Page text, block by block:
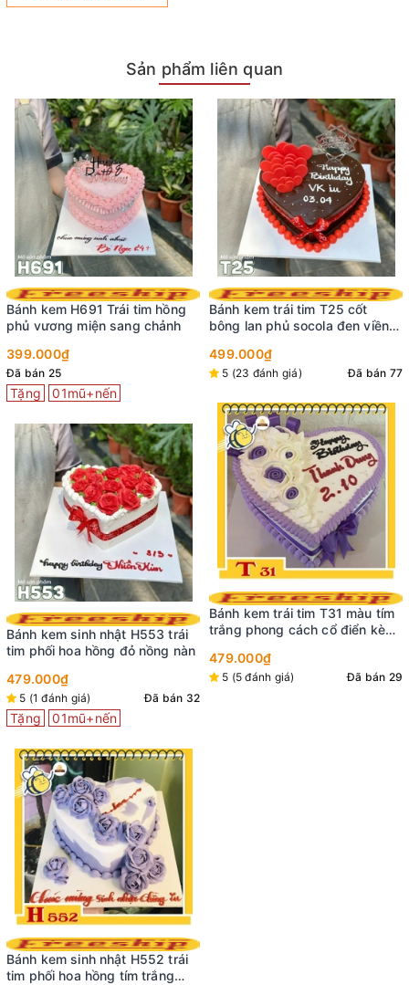
Sản phẩm liên quan
Bánh kem H691 Trái tim hồng
phủ vương miện sang chảnh
399.000₫
Đã bán 25
Tặng 01mũ+nến
Bánh kem sinh nhật H553 trái
tim phối hoa hồng đỏ nồng nàn
479.000₫
5 (1 đánh giá) Đã bán 32
Tặng 01mũ+nến
Bánh kem sinh nhật H552 trái
tim phối hoa hồng tím trắng
Bánh kem trái tim T25 cốt
bông lan phủ socola đen viền
ngọt ngào
499.000₫
5 (23 đánh giá) Đã bán 77
Bánh kem trái tim T31 màu tím
trắng phong cách cổ điển kèm
479.000₫
5 (5 đánh giá) Đã bán 29